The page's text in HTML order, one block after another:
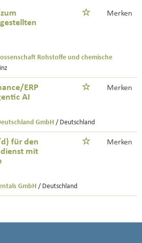
Merken
Rohstoffe und chemische
ERP
AI
Merken
GmbH / Deutschland
für den
mit
Merken
GmbH / Deutschland